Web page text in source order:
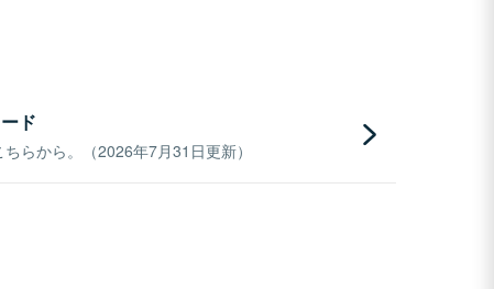
ド
らから。（2026年7月31日更新）